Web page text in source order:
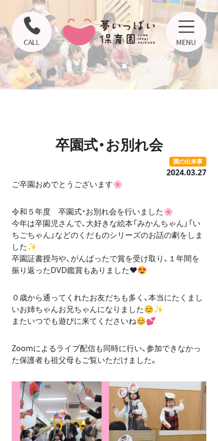
卒園式・お別れ会
園の出来事
2024.03.27
ご卒園おめでとうございます🌸
令和５年度 卒園式・お別れ会を行いました🌸
今年は卒園児さんで、大好きな絵本「みかんちゃん」「い
ちごちゃん」などのくだものシリーズのお話の劇をしま
した✨
卒園証書授与や、がんばったで賞を受け取り、１年間を
振り返ったDVD鑑賞もありました❤️😍
０歳から通ってくれたお友だちも多く、本当にたくまし
いお姉ちゃんお兄ちゃんになりました😊✨
またいつでも遊びに来てくださいね😊💕
Zoomによるライブ配信も同時に行い、参加できなかっ
た保護者も祖父母もご覧いただけました。